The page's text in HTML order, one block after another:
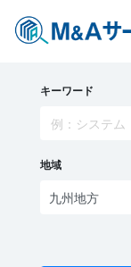
キーワード
地域